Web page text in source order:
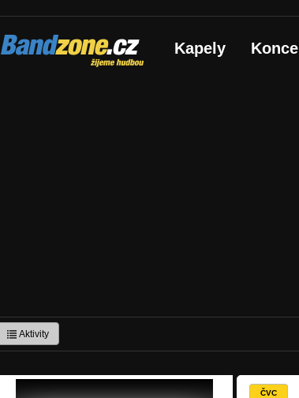
Bandzone.cz
žijeme hudbou Kapely
Aktivity
ČVC